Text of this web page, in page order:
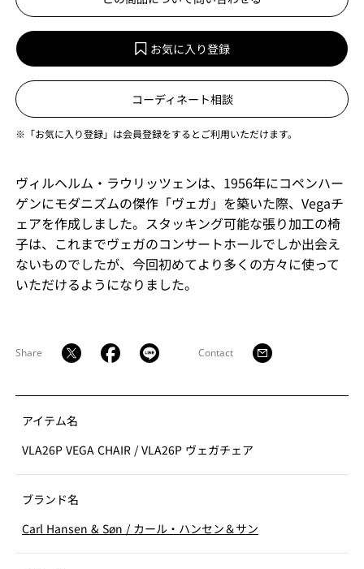
お気に入り登録
コーディネート相談
※「お気に入り登録」は会員登録をするとご利用いただけます。
ヴィルヘルム・ラウリッツェンは、1956年にコペンハー
ゲンにモダニズムの傑作「ヴェガ」を築いた際、Vegaチ
ェアを作成しました。スタッキング可能な張り加工の椅
子は、これまでヴェガのコンサートホールでしか出会え
ないものでしたが、今回初めてより多くの方々に使って
いただけるようになりました。
Share Contact
アイテム名
VLA26P VEGA CHAIR / VLA26P ヴェガチェア
ブランド名
Carl Hansen & Søn / カール・ハンセン＆サン